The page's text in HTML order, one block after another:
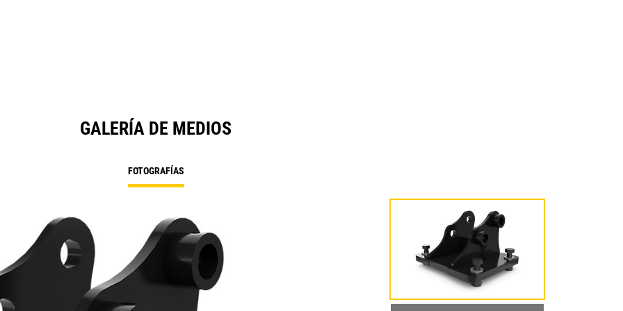
GALERÍA DE MEDIOS
FOTOGRAFÍAS